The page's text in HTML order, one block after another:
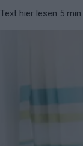
hier lesen 5 min.